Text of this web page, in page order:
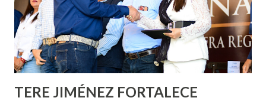
llevará este programa a Villas de Nuestra Señora de la
Asunción, Avenida Alameda y Decreto 27 de Septiembre, en
los edificios FOVISSSTE Ojo de Agua, en la comunidad
Norias de Paso Hondo y en los edificios de...
TERE JIMÉNEZ FORTALECE